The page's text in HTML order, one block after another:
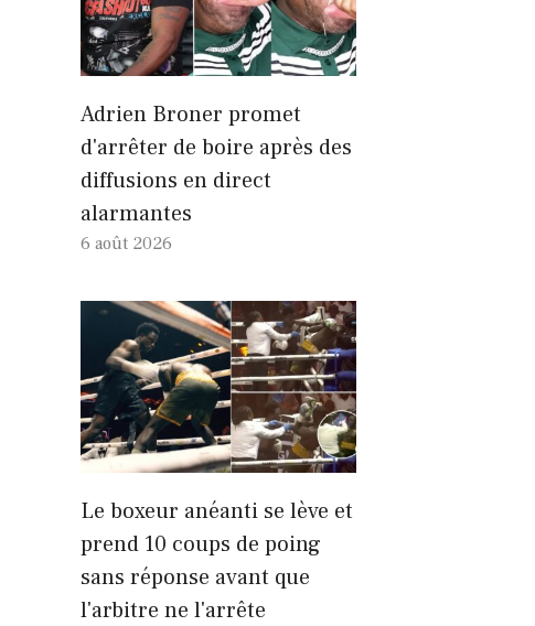
Adrien Broner promet
d'arrêter de boire après des
diffusions en direct
alarmantes
6 août 2026
Le boxeur anéanti se lève et
prend 10 coups de poing
sans réponse avant que
l'arbitre ne l'arrête